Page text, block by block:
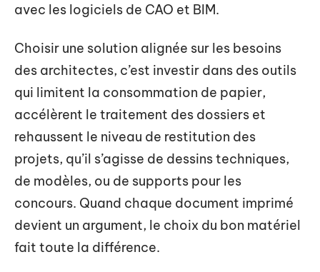
avec les logiciels de CAO et BIM.
Choisir une solution alignée sur les besoins
des architectes, c’est investir dans des outils
qui limitent la consommation de papier,
accélèrent le traitement des dossiers et
rehaussent le niveau de restitution des
projets, qu’il s’agisse de dessins techniques,
de modèles, ou de supports pour les
concours. Quand chaque document imprimé
devient un argument, le choix du bon matériel
fait toute la différence.